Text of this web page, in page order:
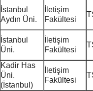
İstanbul
Aydın Üni.
İletişim
Fakültesi
İstanbul
Üni.
İletişim
Fakültesi
Kadir Has
Üni.
(İstanbul)
İletişim
Fakültesi